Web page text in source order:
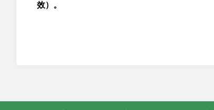
效）。